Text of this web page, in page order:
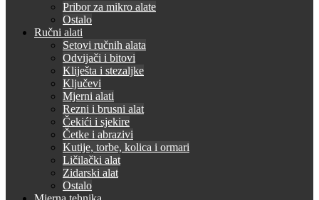
Pribor za mikro alate
Ostalo
Ručni alati
Setovi ručnih alata
Odvijači i bitovi
Kliješta i stezaljke
Ključevi
Mjerni alati
Rezni i brusni alat
Čekići i sjekire
Četke i abrazivi
Kutije, torbe, kolica i ormari
Ličilački alat
Zidarski alat
Ostalo